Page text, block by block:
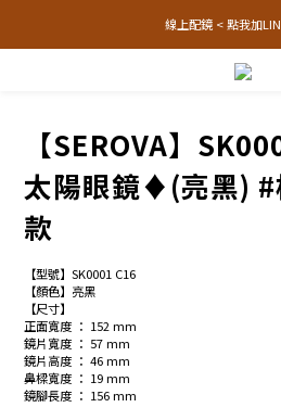
線上配鏡 < 點我加
【SEROVA】
太陽眼鏡♦(亮黑) #
款
【型號】SK0001 C16
【顏色】亮黑
【尺寸】
正面寬度 ： 152 mm
鏡片寬度 ： 57 mm
鏡片高度 ： 46 mm
鼻樑寬度 ： 19 mm
鏡腳長度 ： 156 mm